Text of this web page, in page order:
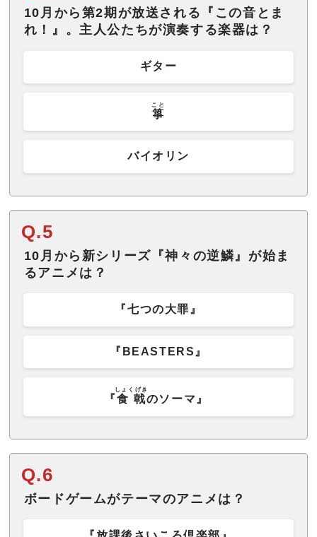
10月から第2期が放送される『この音とま
れ！』。主人公たちが演奏する楽器は？
ギター
箏
こと
バイオリン
Q.5
10月から新シリーズ『神々の逆鱗』が始ま
るアニメは？
『七つの大罪』
『BEASTERS』
『食戟
しょくげき
のソーマ』
Q.6
ボードゲームがテーマのアニメは？